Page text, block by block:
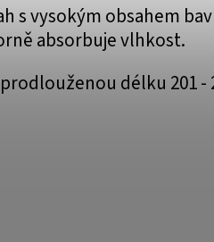
s vysokým obsahem
absorbuje vlhkost.
délku 201 -